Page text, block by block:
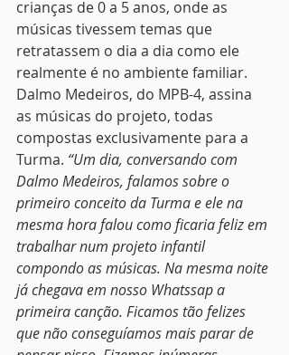
crianças de 0 a 5 anos, onde as
músicas tivessem temas que
retratassem o dia a dia como ele
realmente é no ambiente familiar.
Dalmo Medeiros, do MPB-4, assina
as músicas do projeto, todas
compostas exclusivamente para a
Turma. “Um dia, conversando com
Dalmo Medeiros, falamos sobre o
primeiro conceito da Turma e ele na
mesma hora falou como ficaria feliz em
trabalhar num projeto infantil
compondo as músicas. Na mesma noite
já chegava em nosso Whatssap a
primeira canção. Ficamos tão felizes
que não conseguíamos mais parar de